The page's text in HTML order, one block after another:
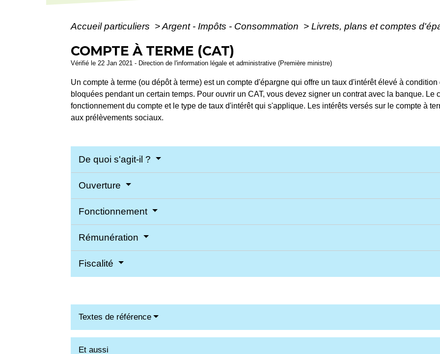
Accueil particuliers >Argent - Impôts - Consommation > Livrets, plans et comptes
COMPTE À TERME (CAT)
Vérifié le 22 Jan 2021 - Direction de l'information légale et administrative (Première ministre)
Un compte à terme (ou dépôt à terme) est un compte d'épargne qui offre un taux d'intérêt élevé à
bloquées pendant un certain temps. Pour ouvrir un CAT, vous devez signer un contrat avec la banque. Le
fonctionnement du compte et le type de taux d'intérêt qui s'applique. Les intérêts versés sur le compte à
aux prélèvements sociaux.
De quoi s'agit-il ?
Ouverture
Fonctionnement
Rémunération
Fiscalité
Textes de référence
Et aussi